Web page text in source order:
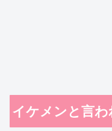
イケメンと言